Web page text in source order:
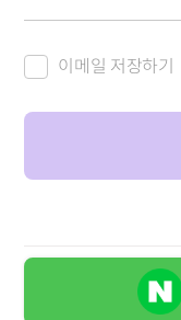
이메일 저장하기